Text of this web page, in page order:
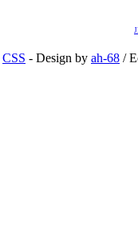
CSS - Design by ah-68 /